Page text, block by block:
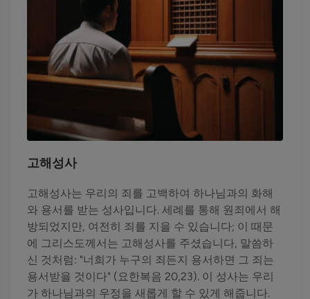
고해성사
고해성사는 우리의 죄를 고백하여 하나님과의 화해
와 용서를 받는 성사입니다. 세례를 통해 원죄에서 해
방되었지만, 여전히 죄를 지을 수 있습니다; 이 때문
에 그리스도께서는 고해성사를 주셨습니다, 말씀하
신 것처럼: "너희가 누구의 죄든지 용서하면 그 죄는
용서받을 것이다" (요한복음 20,23). 이 성사는 우리
가 하나님과의 우정을 새롭게 할 수 있게 해줍니다.